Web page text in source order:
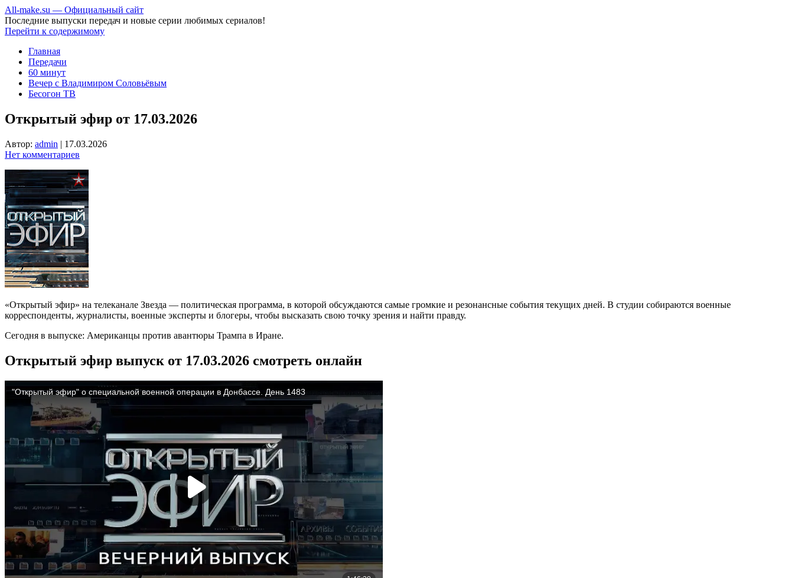
All-make.su — Официальный сайт
Последние выпуски передач и новые серии любимых сериалов!
Перейти к содержимому
Главная
Передачи
60 минут
Вечер с Владимиром Соловьёвым
Бесогон ТВ
Открытый эфир от 17.03.2026
Автор: admin | 17.03.2026
Нет комментариев
«Открытый эфир» на телеканале Звезда — политическая программа, в которой обсуждаются самые громкие и резонансные события текущих дней. В студии собираются военные
корреспонденты, журналисты, военные эксперты и блогеры, чтобы высказать свою точку зрения и найти правду.
Сегодня в выпуске: Американцы против авантюры Трампа в Иране.
Открытый эфир выпуск от 17.03.2026 смотреть онлайн